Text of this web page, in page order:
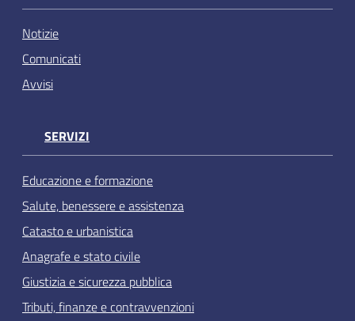
Notizie
Comunicati
Avvisi
SERVIZI
Educazione e formazione
Salute, benessere e assistenza
Catasto e urbanistica
Anagrafe e stato civile
Giustizia e sicurezza pubblica
Tributi, finanze e contravvenzioni